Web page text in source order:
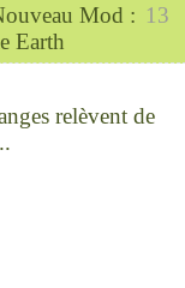
13
Mod :
Earth
relèvent de